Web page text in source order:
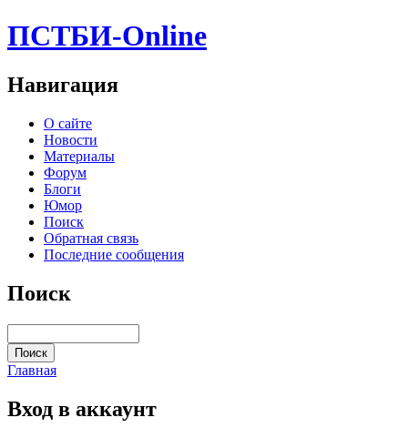
ПСТБИ-Online
Навигация
О сайте
Новости
Материалы
Форум
Блоги
Юмор
Поиск
Обратная связь
Последние сообщения
Поиск
Главная
Вход в аккаунт